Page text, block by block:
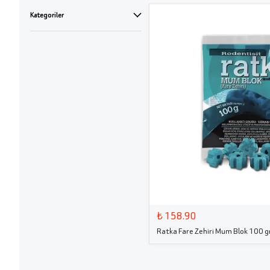
Kategoriler
₺ 158.90
Ratka Fare Zehiri Mum Blok 100